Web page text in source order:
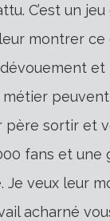
C’est un
montrer ce
et
peuvent
sortir et
fans et une
Je veux leur
acharné